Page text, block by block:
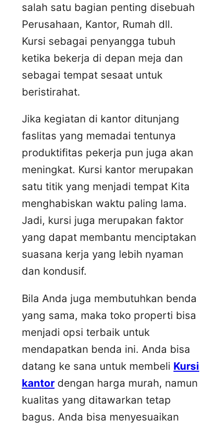
salah satu bagian penting disebuah
Perusahaan, Kantor, Rumah dll.
Kursi sebagai penyangga tubuh
ketika bekerja di depan meja dan
sebagai tempat sesaat untuk
beristirahat.
Jika kegiatan di kantor ditunjang
faslitas yang memadai tentunya
produktifitas pekerja pun juga akan
meningkat. Kursi kantor merupakan
satu titik yang menjadi tempat Kita
menghabiskan waktu paling lama.
Jadi, kursi juga merupakan faktor
yang dapat membantu menciptakan
suasana kerja yang lebih nyaman
dan kondusif.
Bila Anda juga membutuhkan benda
yang sama, maka toko properti bisa
menjadi opsi terbaik untuk
mendapatkan benda ini. Anda bisa
datang ke sana untuk membeli Kursi
kantor dengan harga murah, namun
kualitas yang ditawarkan tetap
bagus. Anda bisa menyesuaikan